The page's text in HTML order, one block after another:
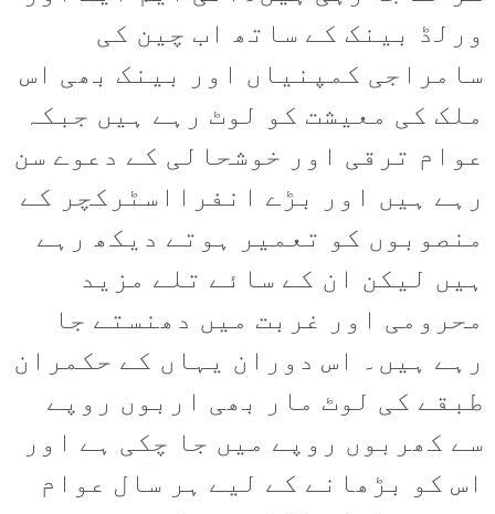
ورلڈ بینک کے ساتھ اب چین کی
سامراجی کمپنیاں اور بینک بھی اس
ملک کی معیشت کو لوٹ رہے ہیں جبکہ
عوام ترقی اور خوشحالی کے دعوے سن
رہے ہیں اور بڑے انفرااسٹرکچر کے
منصوبوں کو تعمیر ہوتے دیکھ رہے
ہیں لیکن ان کے سائے تلے مزید
محرومی اور غربت میں دھنستے جا
رہے ہیں۔ اس دوران یہاں کے حکمران
طبقے کی لوٹ مار بھی اربوں روپے
سے کھربوں روپے میں جا چکی ہے اور
اس کو بڑھانے کے لیے ہر سال عوام